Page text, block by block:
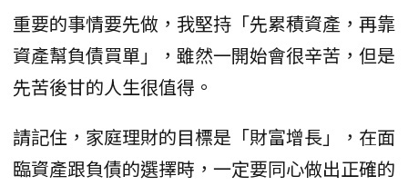
重要的事情要先做，我堅持「先累積資產，再靠
資產幫負債買單」，雖然一開始會很辛苦，但是
先苦後甘的人生很值得。
請記住，家庭理財的目標是「財富增長」，在面
臨資產跟負債的選擇時，一定要同心做出正確的